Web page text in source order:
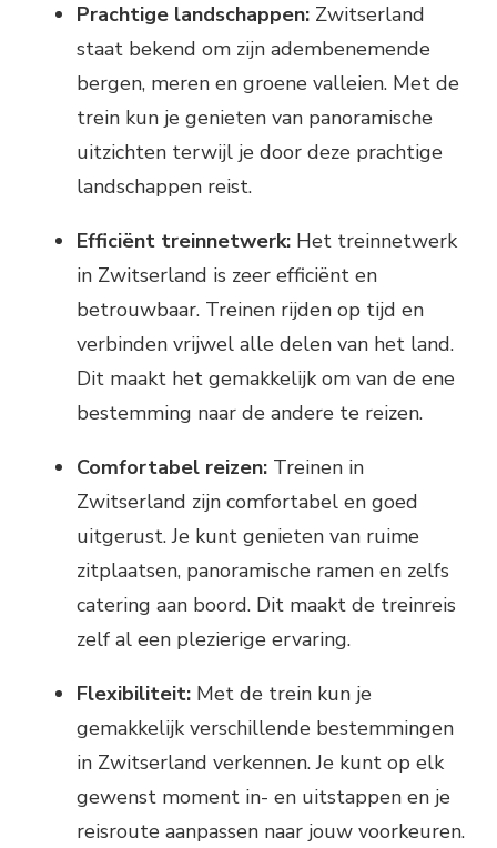
Prachtige landschappen: Zwitserland
staat bekend om zijn adembenemende
bergen, meren en groene valleien. Met de
trein kun je genieten van panoramische
uitzichten terwijl je door deze prachtige
landschappen reist.
Efficiënt treinnetwerk: Het treinnetwerk
in Zwitserland is zeer efficiënt en
betrouwbaar. Treinen rijden op tijd en
verbinden vrijwel alle delen van het land.
Dit maakt het gemakkelijk om van de ene
bestemming naar de andere te reizen.
Comfortabel reizen: Treinen in
Zwitserland zijn comfortabel en goed
uitgerust. Je kunt genieten van ruime
zitplaatsen, panoramische ramen en zelfs
catering aan boord. Dit maakt de treinreis
zelf al een plezierige ervaring.
Flexibiliteit: Met de trein kun je
gemakkelijk verschillende bestemmingen
in Zwitserland verkennen. Je kunt op elk
gewenst moment in- en uitstappen en je
reisroute aanpassen naar jouw voorkeuren.